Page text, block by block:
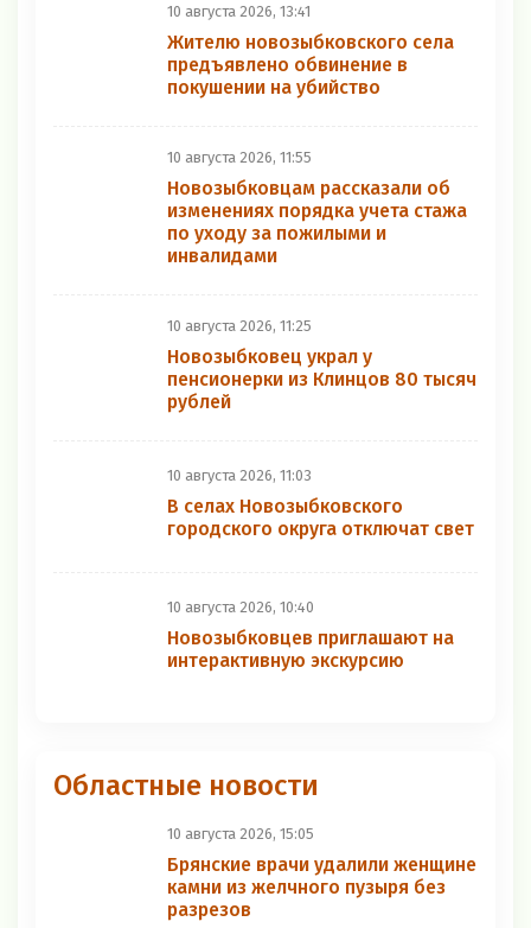
10 августа 2026, 13:41
Жителю новозыбковского села
предъявлено обвинение в
покушении на убийство
10 августа 2026, 11:55
Новозыбковцам рассказали об
изменениях порядка учета стажа
по уходу за пожилыми и
инвалидами
10 августа 2026, 11:25
Новозыбковец украл у
пенсионерки из Клинцов 80 тысяч
рублей
10 августа 2026, 11:03
В селах Новозыбковского
городского округа отключат свет
10 августа 2026, 10:40
Новозыбковцев приглашают на
интерактивную экскурсию
Областные новости
10 августа 2026, 15:05
Брянские врачи удалили женщине
камни из желчного пузыря без
разрезов